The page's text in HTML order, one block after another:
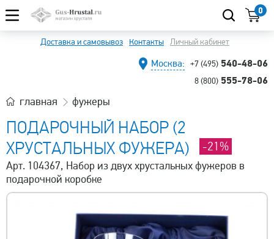
0
Доставка и самовывоз Контакты Личный кабинет
Москва: +7 (495) 540-48-06
8 (800) 555-78-06
главная фужеры
ПОДАРОЧНЫЙ НАБОР (2
ХРУСТАЛЬНЫХ ФУЖЕРА)
-21%
Арт. 104367, Набор из двух хрустальных фужеров в
подарочной коробке